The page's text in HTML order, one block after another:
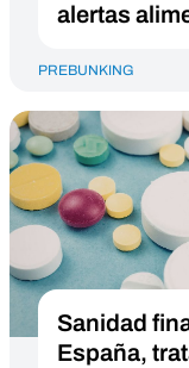
alertas
PREBUNKING
Sanidad
España,